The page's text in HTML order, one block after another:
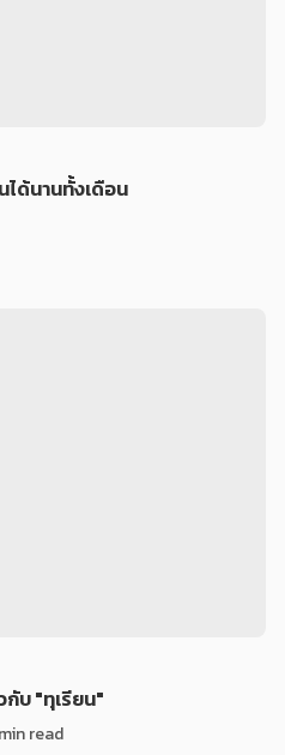
ได้นานทั้งเดือน
กับ "ทุเรียน"
read